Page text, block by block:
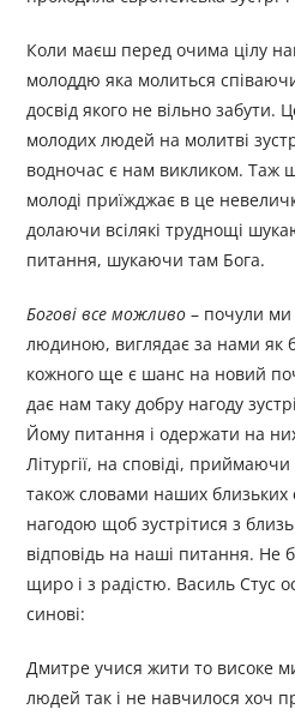
Коли маєш перед очима цілу
молоддю яка молиться
досвід якого не вільно забути.
молодих людей на молитві
водночас є нам викликом. Таж
молоді приїжджає в це
долаючи всілякі труднощі
питання, шукаючи там Бога.
Богові все можливо – почули ми
людиною, виглядає за нами як
кожного ще є шанс на новий
дає нам таку добру нагоду
Йому питання і одержати на
Літургії, на сповіді,
також словами наших близьких
нагодою щоб зустрітися з
відповідь на наші питання. Не
щирo і з радістю. Василь Стус
синові:
Дмитре учися жити то високе
людей так і не навчилося хоч